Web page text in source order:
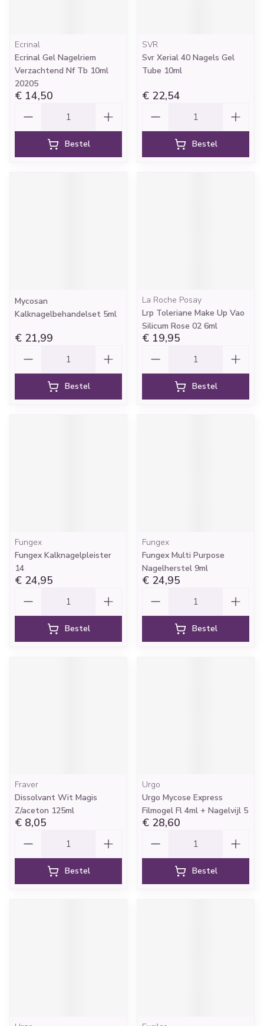
Ecrinal
Ecrinal Gel Nagelriem
Verzachtend Nf Tb 10ml
20205
€ 14,50
Bestel
SVR
Svr Xerial 40 Nagels Gel
Tube 10ml
€ 22,54
Bestel
Mycosan
Kalknagelbehandelset 5ml
€ 21,99
Bestel
La Roche Posay
Lrp Toleriane Make Up Vao
Silicum Rose 02 6ml
€ 19,95
Bestel
Fungex
Fungex Kalknagelpleister
14
€ 24,95
Bestel
Fungex
Fungex Multi Purpose
Nagelherstel 9ml
€ 24,95
Bestel
Fraver
Dissolvant Wit Magis
Z/aceton 125ml
€ 8,05
Bestel
Urgo
Urgo Mycose Express
Filmogel Fl 4ml + Nagelvijl 5
€ 28,60
Bestel